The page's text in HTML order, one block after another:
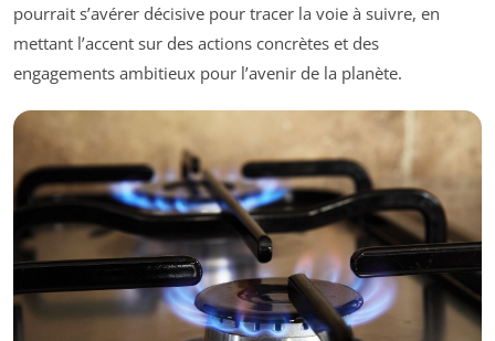
pourrait s’avérer décisive pour tracer la voie à suivre, en
mettant l’accent sur des actions concrètes et des
engagements ambitieux pour l’avenir de la planète.